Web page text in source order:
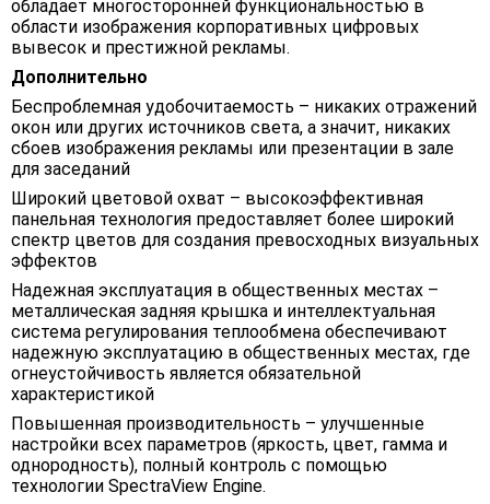
обладает многосторонней функциональностью в
области изображения корпоративных цифровых
вывесок и престижной рекламы.
Дополнительно
Беспроблемная удобочитаемость – никаких отражений
окон или других источников света, а значит, никаких
сбоев изображения рекламы или презентации в зале
для заседаний
Широкий цветовой охват – высокоэффективная
панельная технология предоставляет более широкий
спектр цветов для создания превосходных визуальных
эффектов
Надежная эксплуатация в общественных местах –
металлическая задняя крышка и интеллектуальная
система регулирования теплообмена обеспечивают
надежную эксплуатацию в общественных местах, где
огнеустойчивость является обязательной
характеристикой
Повышенная производительность – улучшенные
настройки всех параметров (яркость, цвет, гамма и
однородность), полный контроль с помощью
технологии SpectraView Engine.